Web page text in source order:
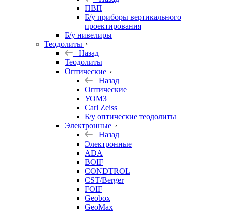
ПВП
Б/у приборы вертикального
проектирования
Б/у нивелиры
Теодолиты
Назад
Теодолиты
Оптические
Назад
Оптические
УОМЗ
Carl Zeiss
Б/у оптические теодолиты
Электронные
Назад
Электронные
ADA
BOIF
CONDTROL
CST/Berger
FOIF
Geobox
GeoMax